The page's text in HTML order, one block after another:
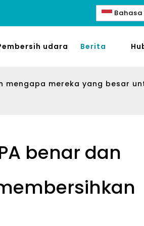
udara Berita
mengapa mereka yang besar
benar dan